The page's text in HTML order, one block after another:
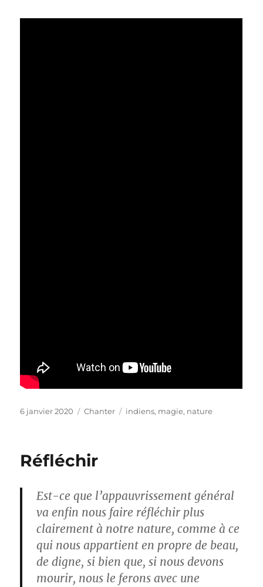
Publié
6 janvier 2020 Catégories
Chanter Étiquettes
indiens, magie, nature
Réfléchir
Est-ce que l’appauvrissement général
va enfin nous faire réfléchir plus
clairement à notre nature, comme à ce
qui nous appartient en propre de beau,
de digne, si bien que, si nous devons
mourir, nous le ferons avec une